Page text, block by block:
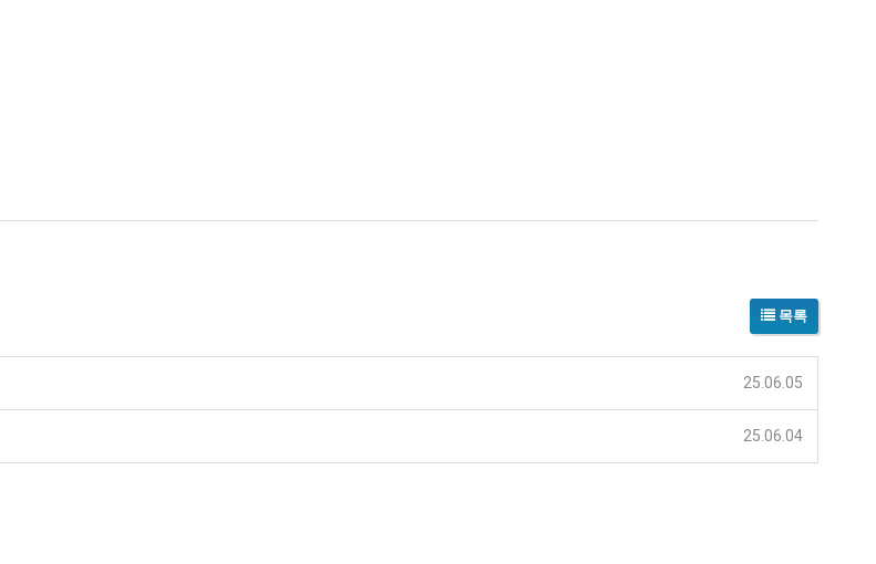
목록
25.06.05
25.06.04